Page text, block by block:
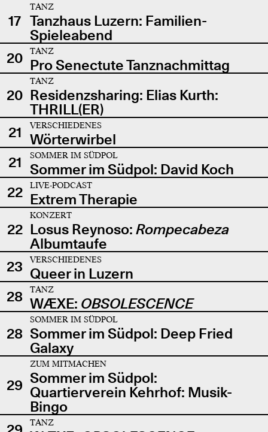
17
TANZ
Tanzhaus Luzern: Familien-
Spieleabend
20
TANZ
Pro Senectute Tanznachmittag
20
TANZ
Residenzsharing: Elias Kurth:
THRILL(ER)
21
VERSCHIEDENES
Wörterwirbel
21
SOMMER IM SÜDPOL
Sommer im Südpol: David Koch
22
LIVE-PODCAST
Extrem Therapie
22
KONZERT
Losus Reynoso: Rompecabeza
Albumtaufe
23
VERSCHIEDENES
Queer in Luzern
28
TANZ
WÆXE: OBSOLESCENCE
28
SOMMER IM SÜDPOL
Sommer im Südpol: Deep Fried
Galaxy
29
ZUM MITMACHEN
Sommer im Südpol:
Quartierverein Kehrhof: Musik-
Bingo
TANZ